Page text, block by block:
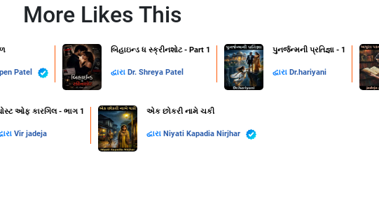
More Likes This
Patel
બિહાઇન્ડ ધ સ્ક્રીનશોટ - Part 1
દ્વારા Dr. Shreya Patel
પુનર્જન્મની પ્રતિજ્ઞા - 1
દ્વારા Dr.hariyani
ઓફ કારગિલ - ભાગ 1
Vir jadeja
એક છોકરી નામે ચકી
દ્વારા Niyati Kapadia Nirjhar